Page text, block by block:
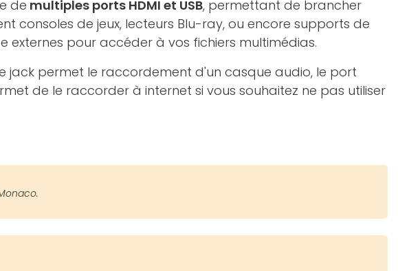
de multiples ports HDMI et USB, permettant de brancher
consoles de jeux, lecteurs Blu-ray, ou encore supports de
externes pour accéder à vos fichiers multimédias.
jack permet le raccordement d'un casque audio, le port
de le raccorder à internet si vous souhaitez ne pas utiliser